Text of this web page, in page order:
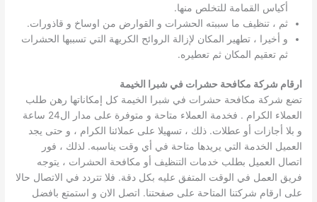
أكياس القمامة للتخلص منها.
ثم ، تنظيف ما سببته الحشرات و القوارض من اوساخ و قاذورات.
و أخيرا ، تطهير المكان لإزالة الروائح الكريهة التي تسببها الحشرات
ثم تعقيم المكان ثم تعطيره.
ارقام شركة مكافحة حشرات في شبرا الخيمة
تضع شركة مكافحة حشرات في شبرا الخيمة كل إمكاناتها رهن طلب
العملاء الكرام . فخدمة العملاء متاحة و متوفرة على مدار ال24 ساعة
و بلا أجازات أو عطلات. ذلك ، تسهيلا على عملائنا الكرام ، و حتى يجد
العميل الخدمة التي يريدها متاحة في أي وقت يناسبه. لذلك ، فور
اتصال العميل بطلب خدمات التنظيف أو مكافحة الحشرات ، يتوجه
فريق العمل في الوقت المتفق عليه بكل دقة. فلا تتردد في الاتصال حالا
على ارقام شركتنا المتاحة على صفحتنا. اتصل الان و استمتع بافضل